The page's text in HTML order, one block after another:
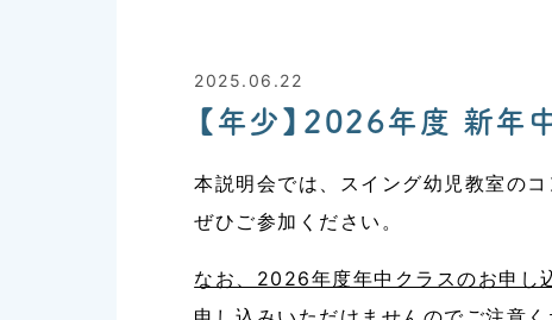
2025.06.22
【年少】2026年度 新年
本説明会では、スイング幼児教室の
ぜひご参加ください。
なお、2026年度年中クラスのお申し